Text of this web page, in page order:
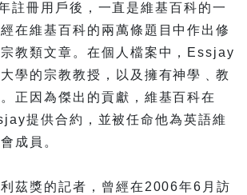
註冊用戶後，一直是維基百科的一
在維基百科的兩萬條題目中作出修
教類文章。在個人檔案中，Essjay
學的宗教教授，以及擁有神學﹑教
正因為傑出的貢獻，維基百科在
提供合約，並被任命他為英語維
成員。
茲獎的記者，曾經在2006年6月訪